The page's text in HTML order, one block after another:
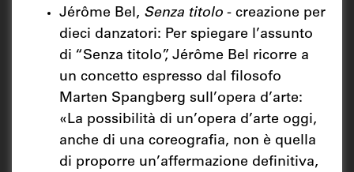
Jérôme Bel, Senza titolo - creazione per
dieci danzatori: Per spiegare l’assunto
di “Senza titolo”, Jérôme Bel ricorre a
un concetto espresso dal filosofo
Marten Spangberg sull’opera d’arte:
«La possibilità di un’opera d’arte oggi,
anche di una coreografia, non è quella
di proporre un’affermazione definitiva,